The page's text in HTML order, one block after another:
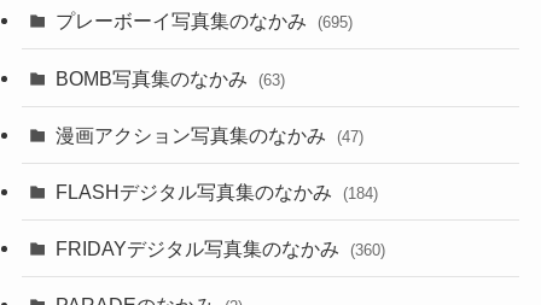
プレーボーイ写真集のなかみ (695)
BOMB写真集のなかみ (63)
漫画アクション写真集のなかみ (47)
FLASHデジタル写真集のなかみ (184)
FRIDAYデジタル写真集のなかみ (360)